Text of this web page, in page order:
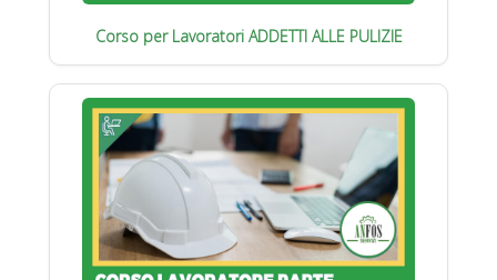
Corso per Lavoratori ADDETTI ALLE PULIZIE